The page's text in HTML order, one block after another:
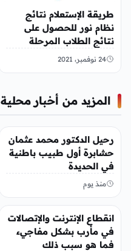
طريقة الإستعلام نتائج
نظام نور للحصول على
نتائج الطلاب المرحلة
الفصل الدرساي
24 نوفمبر، 2021
المزيد من أخبار محلية
رحيل الدكتور محمد عثمان
حشابرة أول طبيب باطنية
في الحديدة
منذ يوم
أخبار محلية
انقطاع الإنترنت والإتصالات
في مأرب بشكل مفاجيء
فما هو سبب ذلك